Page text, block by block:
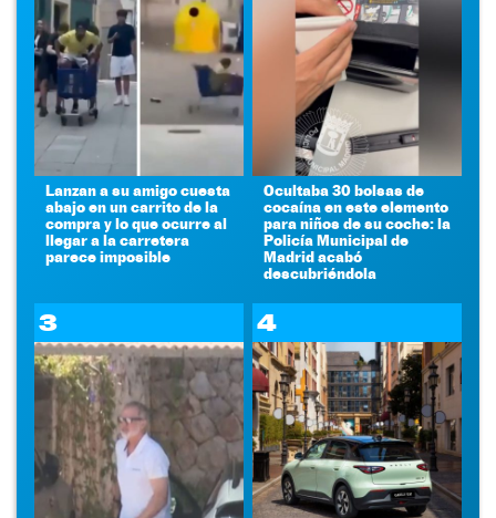
Lanzan a su amigo cuesta
abajo en un carrito de la
compra y lo que ocurre al
llegar a la carretera
parece imposible
Ocultaba 30 bolsas de
cocaína en este elemento
para niños de su coche: la
Policía Municipal de
Madrid acabó
descubriéndola
3 4